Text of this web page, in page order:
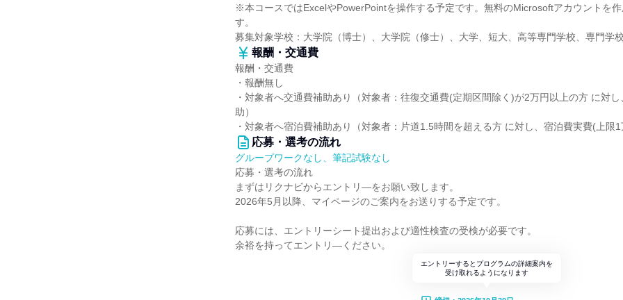
※本コースではExcelやPowerPointを操作する予定です。無料のMicrosoftアカウントを
す。
募集対象学校：大学院（博士）、大学院（修士）、大学、短大、高等専門学校、専門学校
報酬・交通費
報酬・交通費
・報酬無し
・対象者へ交通費補助あり（対象者：往復交通費(定期区間除く)が2万円以上の方 に対
助）
・対象者へ宿泊費補助あり（対象者：片道1.5時間を超える方 に対し、宿泊費実費(上限1
応募・選考の流れ
グループワークなし、筆記試験なし
応募・選考の流れ
まずはリクナビからエントリ―をお願い致します。
2026年5月以降、マイページのご案内をお送りする予定です。
応募には、エントリーシート提出および適性検査の受検が必要です。
余裕を持ってエントリ―ください。
エントリーするとプログラムの詳細案内を
受け取れるようになります